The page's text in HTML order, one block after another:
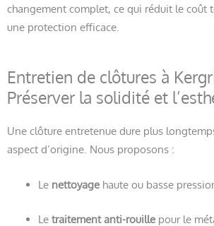
changement complet, ce qui réduit le coût
une protection efficace.
Entretien de clôtures à
Préserver la solidité et
Une clôture entretenue dure plus
aspect d’origine. Nous proposons :
Le nettoyagehaute ou basse
Le traitement anti-rouillepour le